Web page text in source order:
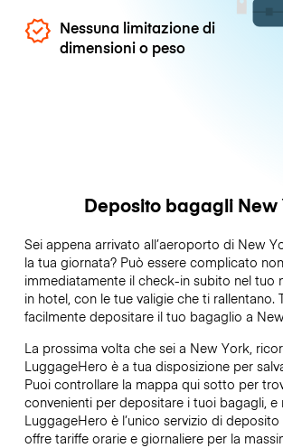
Nessuna limitazione di
dimensioni o peso
Deposito bagagli New
Sei appena arrivato all’aeroporto di New
la tua giornata? Può essere complicato
immediatamente il check-in subito nel tuo
in hotel, con le tue valigie che ti rallentano.
facilmente depositare il tuo bagaglio a
La prossima volta che sei a New York,
LuggageHero è a tua disposizione per
Puoi controllare la mappa qui sotto per
convenienti per depositare i tuoi bagagli, e
LuggageHero è l’unico servizio di
offre tariffe orarie e giornaliere per la